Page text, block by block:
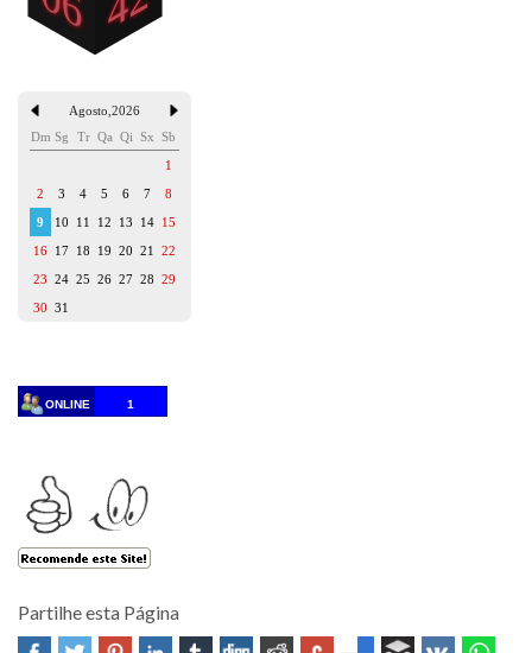
Agosto 2026
Dm Sg Tr Qa Qi Sx Sb
1
2
3 4 5 6 7
8
9
10 11 12 13 14 15
16 17 18 19 20 21
22
23 24 25 26 27 28 29
30 31
ONLINE 1
Partilhe esta Página